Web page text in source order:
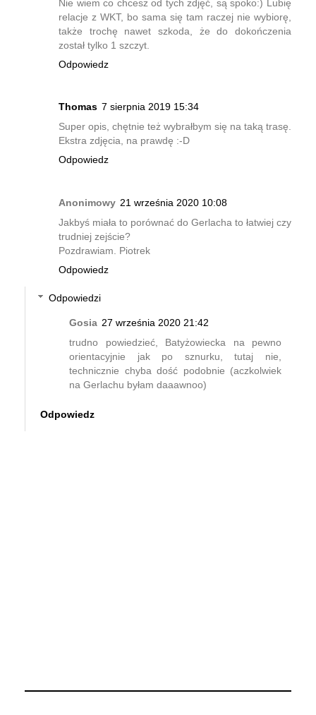
Nie wiem co chcesz od tych zdjęć, są spoko:) Lubię
relacje z WKT, bo sama się tam raczej nie wybiorę,
także trochę nawet szkoda, że do dokończenia
został tylko 1 szczyt.
Odpowiedz
Thomas 7 sierpnia 2019 15:34
Super opis, chętnie też wybrałbym się na taką trasę.
Ekstra zdjęcia, na prawdę :-D
Odpowiedz
Anonimowy 21 września 2020 10:08
Jakbyś miała to porównać do Gerlacha to łatwiej czy
trudniej zejście?
Pozdrawiam. Piotrek
Odpowiedz
Odpowiedzi
Gosia 27 września 2020 21:42
trudno powiedzieć, Batyżowiecka na pewno
orientacyjnie jak po sznurku, tutaj nie,
technicznie chyba dość podobnie (aczkolwiek
na Gerlachu byłam daaawnoo)
Odpowiedz